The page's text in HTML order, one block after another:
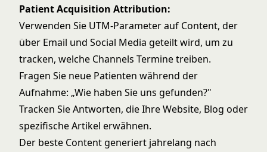
Patient Acquisition Attribution:
Verwenden Sie UTM-Parameter auf Content, der
über Email und Social Media geteilt wird, um zu
tracken, welche Channels Termine treiben.
Fragen Sie neue Patienten während der
Aufnahme: „Wie haben Sie uns gefunden?"
Tracken Sie Antworten, die Ihre Website, Blog oder
spezifische Artikel erwähnen.
Der beste Content generiert jahrelang nach